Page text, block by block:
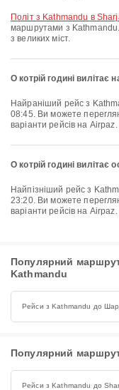
політ з Kathmandu в
маршрутами з
з великих міст.
О котрій годині
Найраніший рейс з Kathmandu авіакомпанією Air Arabia вилітає о
08:45. Ви можете
варіанти рейсів на Airpaz.
О котрій годині вилітає
Найпізніший рейс з Kathmandu авіакомпанією Air Arabia вилітає о
23:20. Ви можете
варіанти рейсів на Airpaz.
Популярний
Kathmandu
Рейси з Kathmandu до
Популярний
Рейси з Kathmandu до